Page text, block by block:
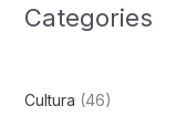
Categories
Cultura (46)